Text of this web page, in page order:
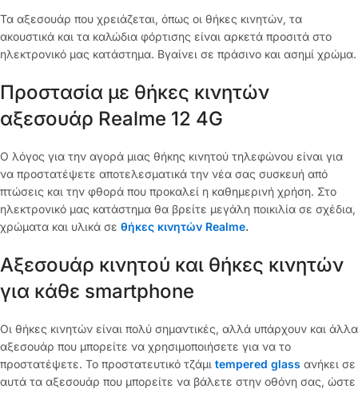
Τα αξεσουάρ που χρειάζεται, όπως οι θήκες κινητών, τα
ακουστικά και τα καλώδια φόρτισης είναι αρκετά προσιτά στο
ηλεκτρονικό μας κατάστημα. Βγαίνει σε πράσινο και ασημί χρώμα.
Προστασία με θήκες κινητών
αξεσουάρ Realme 12 4G
Ο λόγος για την αγορά μιας θήκης κινητού τηλεφώνου είναι για
να προστατέψετε αποτελεσματικά την νέα σας συσκευή από
πτώσεις και την φθορά που προκαλεί η καθημερινή χρήση. Στο
ηλεκτρονικό μας κατάστημα θα βρείτε μεγάλη ποικιλία σε σχέδια,
χρώματα και υλικά σε θήκες κινητών Realme.
Αξεσουάρ κινητού και θήκες κινητών
για κάθε smartphone
Οι θήκες κινητών είναι πολύ σημαντικές, αλλά υπάρχουν και άλλα
αξεσουάρ που μπορείτε να χρησιμοποιήσετε για να το
προστατέψετε. Το προστατευτικό τζάμι tempered glass ανήκει σε
αυτά τα αξεσουάρ που μπορείτε να βάλετε στην οθόνη σας, ώστε